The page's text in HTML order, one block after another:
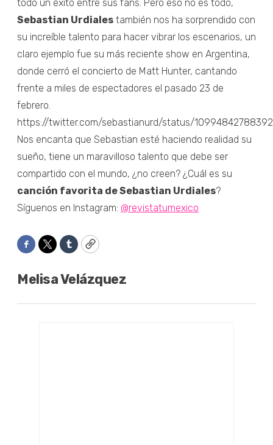
todo un éxito entre sus fans. Pero eso no es todo,
Sebastian Urdiales también nos ha sorprendido con
su increíble talento para hacer vibrar los escenarios, un
claro ejemplo fue su más reciente show en Argentina,
donde cerró el concierto de Matt Hunter, cantando
frente a miles de espectadores el pasado 23 de
febrero.
https://twitter.com/sebastianurd/status/
Nos encanta que Sebastian esté haciendo realidad su
sueño, tiene un maravilloso talento que debe ser
compartido con el mundo, ¿no creen? ¿Cuál es su
canción favorita de Sebastian Urdiales?
Síguenos en Instagram: @revistatumexico
Facebook
TwitterTumblrCopy
Melisa Velázquez